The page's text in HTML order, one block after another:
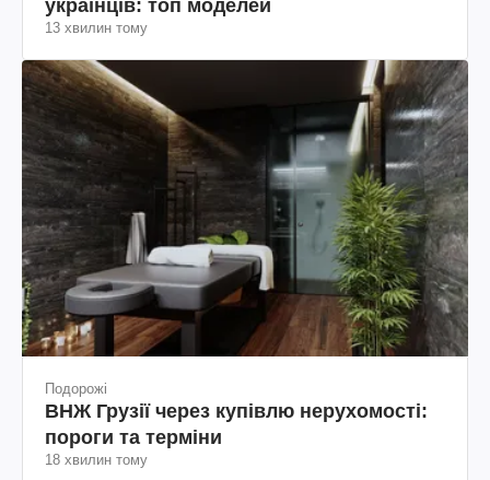
українців: топ моделей
13 хвилин тому
Подорожі
ВНЖ Грузії через купівлю нерухомості:
пороги та терміни
18 хвилин тому